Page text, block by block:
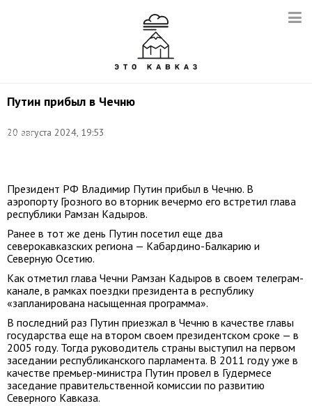
Путин прибыл в Чечню
20 августа 2024, 19:53
Сергей
Президент РФ Владимир Путин прибыл в Чечню. В
аэропорту Грозного во вторник вечермо его встретил глава
республики Рамзан Кадыров.
Ранее в тот же день Путин посетил еще два
северокавказских региона — Кабардино-Балкарию и
Северную Осетию.
Как отметил глава Чечни Рамзан Кадыров в своем телеграм-
канале, в рамках поездки президента в республику
«запланирована насыщенная программа».
В последний раз Путин приезжал в Чечню в качестве главы
государства еще на втором своем президентском сроке — в
2005 году. Тогда руководитель страны выступил на первом
заседании республиканского парламента. В 2011 году уже в
качестве премьер-министра Путин провел в Гудермесе
заседание правительственной комиссии по развитию
Северного Кавказа.